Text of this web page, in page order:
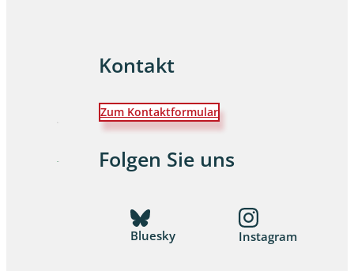
Kontakt
Zum Kontaktformular
Folgen Sie uns
Bluesky Instagram